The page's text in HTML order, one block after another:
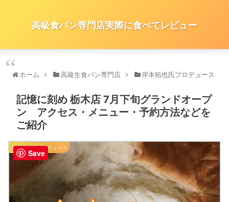
高級食パン専門店実際に食べてレビュー
ホーム 高級生食パン専門店 岸本拓也氏プロデュース
記憶に刻め 栃木店 7月下旬グランドオープ
ン アクセス・メニュー・予約方法などを
ご紹介
岸本拓也氏プロデュース
Save